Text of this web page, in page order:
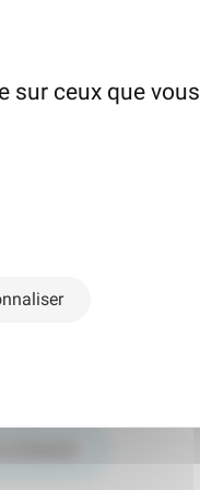
sur ceux que vous
du Lac